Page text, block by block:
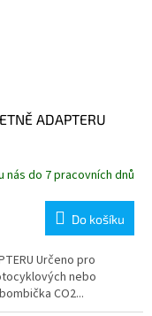
ADAPTERU
nás do 7 pracovních dnů
Do košíku
Určeno pro
nebo
CO2...